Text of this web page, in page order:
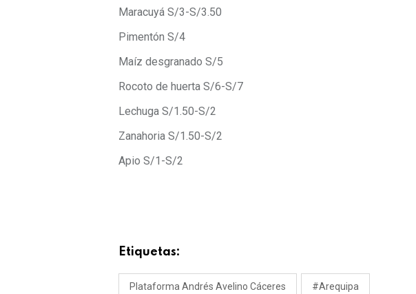
Maracuyá S/3-S/3.50
Pimentón S/4
Maíz desgranado S/5
Rocoto de huerta S/6-S/7
Lechuga S/1.50-S/2
Zanahoria S/1.50-S/2
Apio S/1-S/2
Etiquetas:
Plataforma Andrés Avelino Cáceres #Arequipa